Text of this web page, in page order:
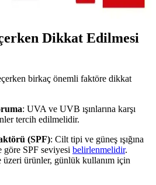
Dikkat Edilmesi
birkaç önemli faktöre dikkat
: UVA ve UVB ışınlarına karşı
tercih edilmelidir.
(SPF): Cilt tipi ve güneş ışığına
göre SPF seviyesi belirlenmelidir.
ürünler, günlük kullanım için